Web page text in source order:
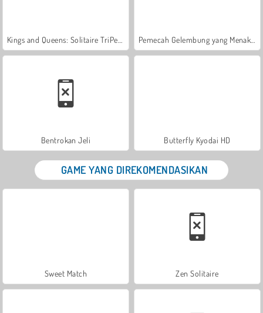
Bentrokan Jeli Butterfly Kyodai HD
GAME YANG DIREKOMENDASIKAN
Sweet Match Zen Solitaire